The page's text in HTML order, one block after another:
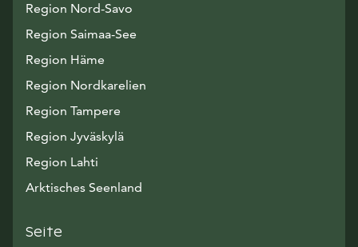
Region Nord-Savo
Region Saimaa-See
Region Häme
Region Nordkarelien
Region Tampere
Region Jyväskylä
Region Lahti
Arktisches Seenland
Seite